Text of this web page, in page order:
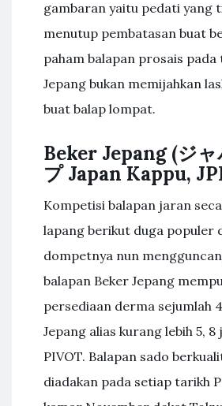
gambaran yaitu pedati yang
menutup pembatasan buat
paham balapan prosais
Jepang bukan memijahkan
buat balap lompat.
Beker Jepang (ジャ
プ Japan Kappu,
Kompetisi balapan jaran
lapang berikut duga populer
dompetnya nun
balapan Beker Jepang
persediaan derma sejumlah
Jepang alias kurang lebih 5,
PIVOT. Balapan sado
diadakan pada setiap tarikh